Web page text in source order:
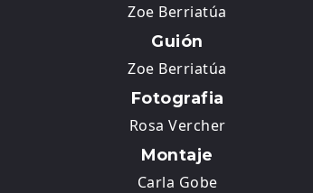
Zoe Berriatúa
Guión
Zoe Berriatúa
Fotografia
Rosa Vercher
Montaje
Carla Gobe